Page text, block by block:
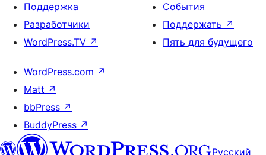
Поддержка
Разработчики
WordPress.TV ↗
События
Поддержать ↗
Пять для будущего
WordPress.com ↗
Matt ↗
bbPress ↗
BuddyPress ↗
Русский